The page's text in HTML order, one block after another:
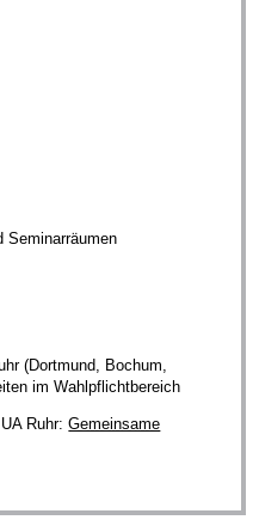
Seminarräumen
(Dortmund, Bochum,
im Wahlpflichtbereich
Ruhr:Gemeinsame